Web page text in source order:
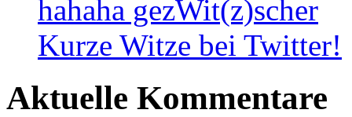
hahaha gezWit(z)scher
Kurze Witze bei Twitter!
Aktuelle Kommentare